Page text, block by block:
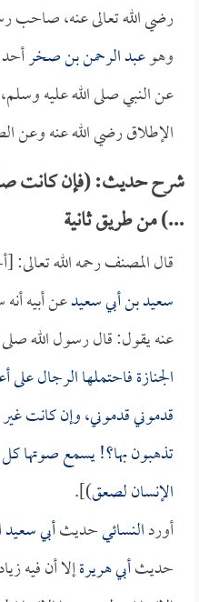
رضي الله تعالى عنه، صاحب
وهوعبد الرحمن بن صخر
عن النبي صلى الله عليه
الإطلاق رضي الله عنه وعن
شرح حديث: (فإن كانت
...) من طريق ثانية
قال المصنف رحمه الله تعالى:
سعيد بن أبي سعيدعن أبيه
عنه يقول: قال رسول الله
الجنازة فاحتملها الرجال
قدموني قدموني، وإن كانت
تذهبون بها؟! يسمع صوتها
الإنسان لصعق)].
أوردالنسائيحديثأبي
حديثأبي هريرةإلا أن فيه